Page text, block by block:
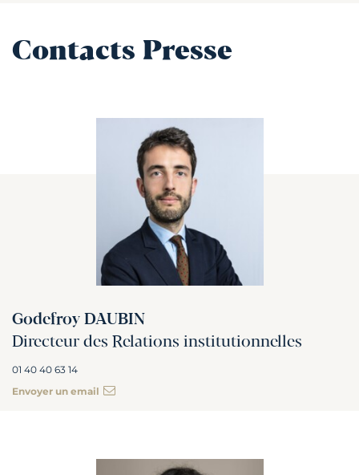
Contacts Presse
Godefroy DAUBIN
Directeur des Relations institutionnelles
01 40 40 63 14
Envoyer un email